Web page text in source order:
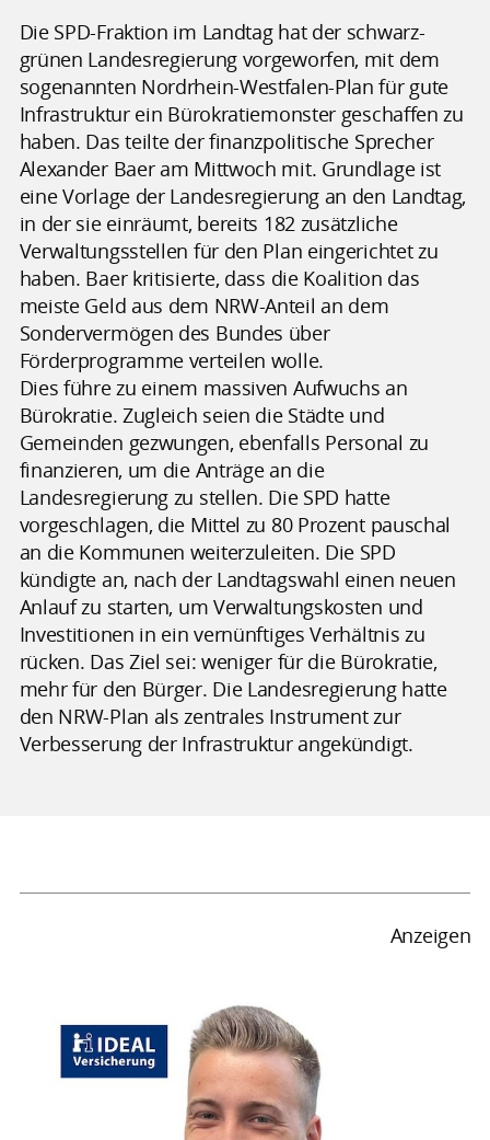
Die SPD-Fraktion im Landtag hat der schwarz-
grünen Landesregierung vorgeworfen, mit dem
sogenannten Nordrhein-Westfalen-Plan für gute
Infrastruktur ein Bürokratiemonster geschaffen zu
haben. Das teilte der finanzpolitische Sprecher
Alexander Baer am Mittwoch mit. Grundlage ist
eine Vorlage der Landesregierung an den Landtag,
in der sie einräumt, bereits 182 zusätzliche
Verwaltungsstellen für den Plan eingerichtet zu
haben. Baer kritisierte, dass die Koalition das
meiste Geld aus dem NRW-Anteil an dem
Sondervermögen des Bundes über
Förderprogramme verteilen wolle.
Dies führe zu einem massiven Aufwuchs an
Bürokratie. Zugleich seien die Städte und
Gemeinden gezwungen, ebenfalls Personal zu
finanzieren, um die Anträge an die
Landesregierung zu stellen. Die SPD hatte
vorgeschlagen, die Mittel zu 80 Prozent pauschal
an die Kommunen weiterzuleiten. Die SPD
kündigte an, nach der Landtagswahl einen neuen
Anlauf zu starten, um Verwaltungskosten und
Investitionen in ein vernünftiges Verhältnis zu
rücken. Das Ziel sei: weniger für die Bürokratie,
mehr für den Bürger. Die Landesregierung hatte
den NRW-Plan als zentrales Instrument zur
Verbesserung der Infrastruktur angekündigt.
Anzeigen